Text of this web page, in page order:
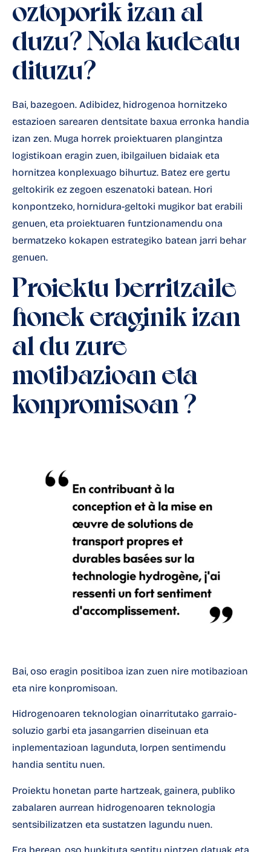
oztoporik izan al
duzu? Nola kudeatu
dituzu?
Bai, bazegoen. Adibidez, hidrogenoa hornitzeko
estazioen sarearen dentsitate baxua erronka handia
izan zen. Muga horrek proiektuaren plangintza
logistikoan eragin zuen, ibilgailuen bidaiak eta
hornitzea konplexuago bihurtuz. Batez ere gertu
geltokirik ez zegoen eszenatoki batean. Hori
konpontzeko, hornidura-geltoki mugikor bat erabili
genuen, eta proiektuaren funtzionamendu ona
bermatzeko kokapen estrategiko batean jarri behar
genuen.
Proiektu berritzaile
honek eraginik izan
al du zure
motibazioan eta
konpromisoan ?
Bai, oso eragin positiboa izan zuen nire motibazioan
eta nire konpromisoan.
Hidrogenoaren teknologian oinarritutako garraio-
soluzio garbi eta jasangarrien diseinuan eta
inplementazioan lagunduta, lorpen sentimendu
handia sentitu nuen.
Proiektu honetan parte hartzeak, gainera, publiko
zabalaren aurrean hidrogenoaren teknologia
sentsibilizatzen eta sustatzen lagundu nuen.